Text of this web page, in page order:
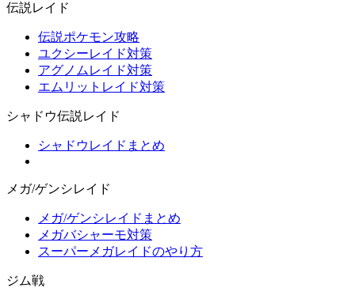
伝説レイド
伝説ポケモン攻略
ユクシーレイド対策
アグノムレイド対策
エムリットレイド対策
シャドウ伝説レイド
シャドウレイドまとめ
メガ/ゲンシレイド
メガ/ゲンシレイドまとめ
メガバシャーモ対策
スーパーメガレイドのやり方
ジム戦